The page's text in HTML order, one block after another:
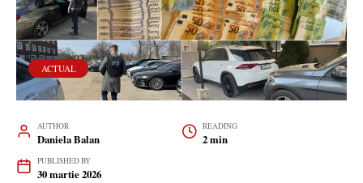
ACTUAL
AUTHOR
Daniela Balan
READING
2 min
PUBLISHED BY
30 martie 2026